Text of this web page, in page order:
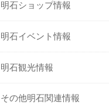
明石ショップ情報
明石イベント情報
明石観光情報
その他明石関連情報